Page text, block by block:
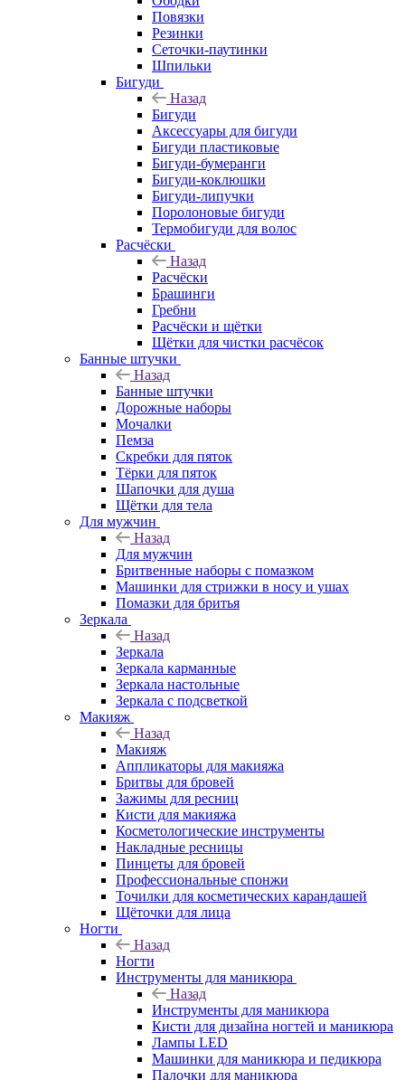
Повязки
Резинки
Сеточки-паутинки
Шпильки
Бигуди
Назад
Бигуди
Аксессуары для бигуди
Бигуди пластиковые
Бигуди-бумеранги
Бигуди-коклюшки
Бигуди-липучки
Поролоновые бигуди
Термобигуди для волос
Расчёски
Назад
Расчёски
Брашинги
Гребни
Расчёски и щётки
Щётки для чистки расчёсок
Банные штучки
Назад
Банные штучки
Дорожные наборы
Мочалки
Пемза
Скребки для пяток
Тёрки для пяток
Шапочки для душа
Щётки для тела
Для мужчин
Назад
Для мужчин
Бритвенные наборы с помазком
Машинки для стрижки в носу и ушах
Помазки для бритья
Зеркала
Назад
Зеркала
Зеркала карманные
Зеркала настольные
Зеркала с подсветкой
Макияж
Назад
Макияж
Аппликаторы для макияжа
Бритвы для бровей
Зажимы для ресниц
Кисти для макияжа
Косметологические инструменты
Накладные ресницы
Пинцеты для бровей
Профессиональные спонжи
Точилки для косметических карандашей
Щёточки для лица
Ногти
Назад
Ногти
Инструменты для маникюра
Назад
Инструменты для маникюра
Кисти для дизайна ногтей и маникюра
Лампы LED
Машинки для маникюра и педикюра
Палочки для маникюра